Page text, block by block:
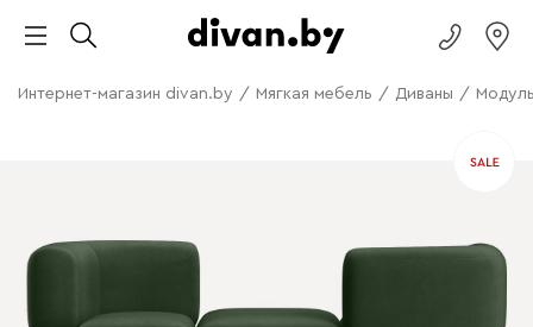
Интернет-магазин divan.by / Мягкая мебель / Диваны /